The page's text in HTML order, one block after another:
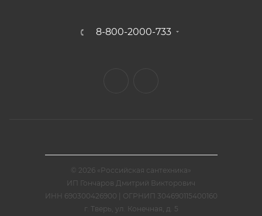
8-800-2000-733
© 2026 «Российская сантехника»
ИП Гончаров Дмитрий Викторович
ИНН 690300426900 | ОГРНИП 304690115400160
г. Тверь, ул. Конечная, д. 5